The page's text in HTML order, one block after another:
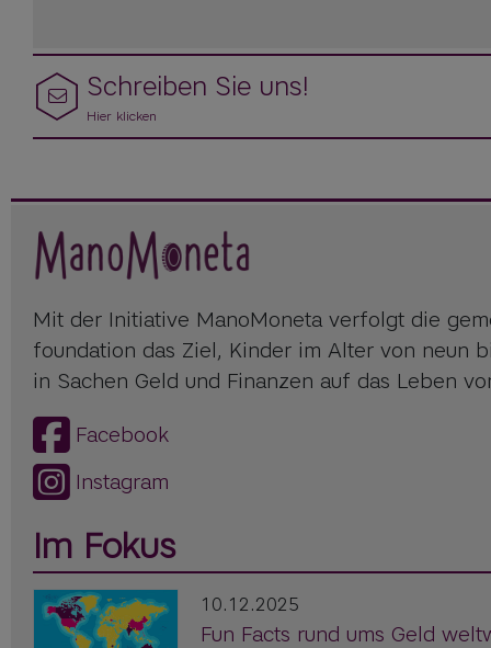
Schreiben Sie uns!
Hier klicken
Mit der Initiative ManoMoneta verfolgt die
foundation das Ziel, Kinder im Alter von neun
in Sachen Geld und Finanzen auf das Leben
Facebook
Instagram
Im Fokus
10.12.2025
Fun Facts rund ums Geld